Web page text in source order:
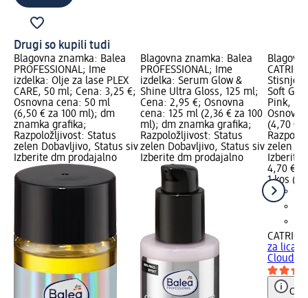
Drugi so kupili tudi
Blagovna znamka: Balea
PROFESSIONAL; Ime
izdelka: Olje za lase PLEX
CARE, 50 ml; Cena: 3,25 €;
Osnovna cena: 50 ml
(6,50 € za 100 ml); dm
znamka grafika;
Razpoložljivost: Status
zelen Dobavljivo, Status siv
Izberite dm prodajalno
Blagovna znamka: Balea
PROFESSIONAL; Ime
izdelka: Serum Glow &
Shine Ultra Gloss, 125 ml;
Cena: 2,95 €; Osnovna
cena: 125 ml (2,36 € za 100
ml); dm znamka grafika;
Razpoložljivost: Status
zelen Dobavljivo, Status siv
Izberite dm prodajalno
Soft
Pink,
(4,70 €
zelen
Izberite
4,70 €
1 kos
CATRICE
za lica